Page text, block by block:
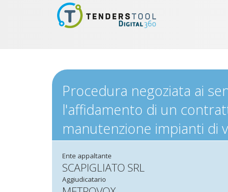
Procedura negoziata ai
l'affidamento di un
manutenzione impianti di
Ente appaltante
SCAPIGLIATO SRL
Aggiudicatario